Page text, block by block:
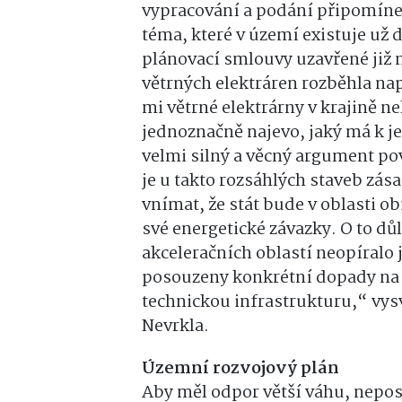
vypracování a podání
téma, které v území existuje už
plánovací smlouvy uzavřené již
větrných elektráren rozběhla
mi větrné elektrárny v krajině
jednoznačně najevo, jaký má k
velmi silný a věcný argument
je u takto rozsáhlých staveb
vnímat, že stát bude v oblasti
své energetické závazky. O to
akceleračních oblastí neopíralo
posouzeny konkrétní dopady
technickou infrastrukturu,“
Nevrkla.
Územní rozvojový plán
Aby měl odpor větší váhu,